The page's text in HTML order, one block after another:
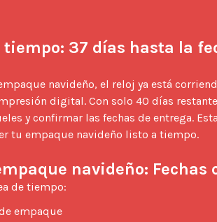
37 días hasta la
digital. Con solo 40 días
y confirmar las fechas de entrega.
tu empaque navideño listo a tiempo.
navideño: Fechas
de tiempo:
empaque